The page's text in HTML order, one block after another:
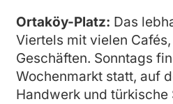
Ortaköy-Platz: Das
Viertels mit vielen
Geschäften. Sonntags
Wochenmarkt statt, auf
Handwerk und türkische